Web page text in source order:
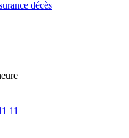
décès
11